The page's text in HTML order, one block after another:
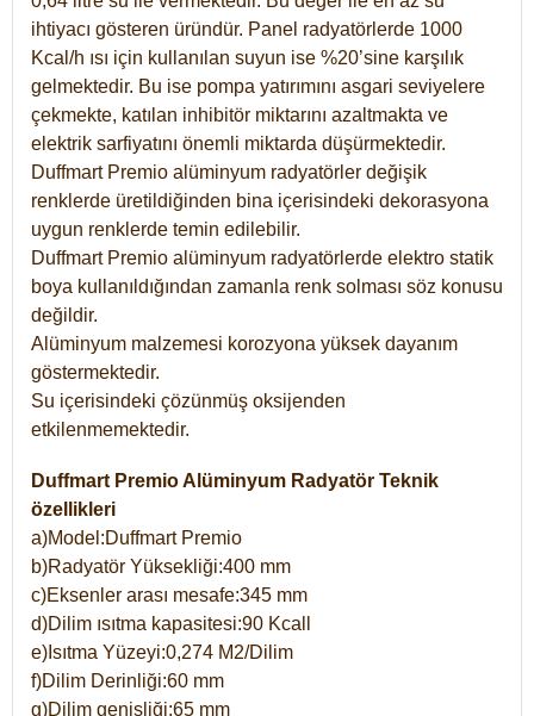
ihtiyacı gösteren üründür. Panel radyatörlerde 1000
Kcal/h ısı için kullanılan suyun ise %20’sine karşılık
gelmektedir. Bu ise pompa yatırımını asgari seviyelere
çekmekte, katılan inhibitör miktarını azaltmakta ve
elektrik sarfiyatını önemli miktarda düşürmektedir.
Duffmart Premio alüminyum radyatörler değişik
renklerde üretildiğinden bina içerisindeki dekorasyona
uygun renklerde temin edilebilir.
Duffmart Premio alüminyum radyatörlerde elektro statik
boya kullanıldığından zamanla renk solması söz konusu
değildir.
Alüminyum malzemesi korozyona yüksek dayanım
göstermektedir.
Su içerisindeki çözünmüş oksijenden
etkilenmemektedir.
Duffmart Premio Alüminyum Radyatör Teknik
özellikleri
a)Model:Duffmart Premio
b)Radyatör Yüksekliği:400 mm
c)Eksenler arası mesafe:345 mm
d)Dilim ısıtma kapasitesi:90 Kcall
e)Isıtma Yüzeyi:0,274 M2/Dilim
f)Dilim Derinliği:60 mm
g)Dilim genişliği:65 mm